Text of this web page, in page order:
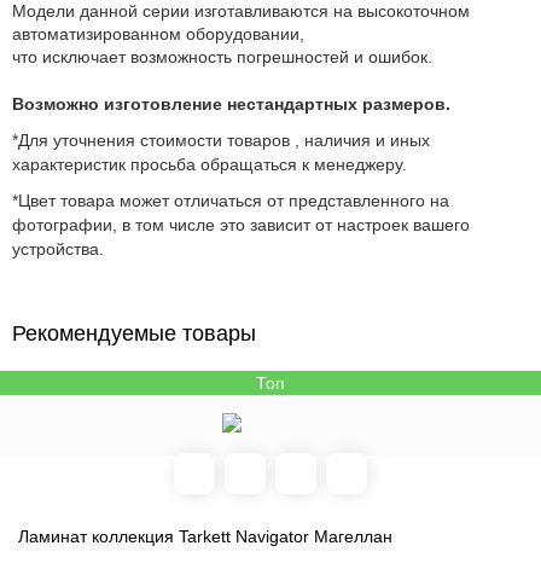
Модели данной серии изготавливаются на высокоточном
автоматизированном оборудовании,
что исключает возможность погрешностей и ошибок.
Возможно изготовление нестандартных размеров.
*Для уточнения стоимости товаров , наличия и иных
характеристик просьба обращаться к менеджеру.
*Цвет товара может отличаться от представленного на
фотографии, в том числе это зависит от настроек вашего
устройства.
Рекомендуемые товары
Топ
Ламинат коллекция Tarkett Navigator Магеллан